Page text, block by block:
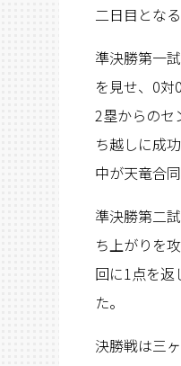
二日目とな
準決勝第一
を見せ、0
2塁からのセ
ち越しに成
中が天竜合
準決勝第二
ち上がりを
回に1点を返
た。
決勝戦は三